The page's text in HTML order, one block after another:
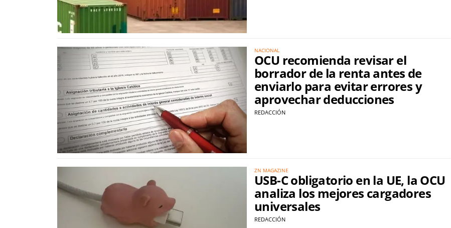
NACIONAL
OCU recomienda revisar el
borrador de la renta antes de
enviarlo para evitar errores y
aprovechar deducciones
REDACCIÓN
ZN MAGAZINE
USB-C obligatorio en la UE, la OCU
analiza los mejores cargadores
universales
REDACCIÓN